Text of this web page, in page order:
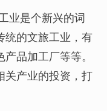
业是个新兴的词
统的文旅工业，有
品加工厂等等。
关产业的投资，打